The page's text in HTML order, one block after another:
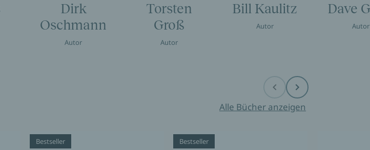
Dirk
Oschmann
Autor
Torsten
Groß
Autor
Bill Kaulitz
Autor
Dave
Autor
Before Next
Alle Bücher anzeigen
Bestseller Bestseller